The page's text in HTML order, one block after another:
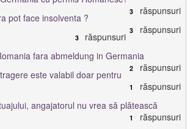
3 răspunsuri
pot face insolventa ?
3 răspunsuri
3
răspunsuri
fara abmeldung in Germania
2 răspunsuri
este valabil doar pentru
1
răspunsuri
angajatorul nu vrea să plătească
1
răspunsuri